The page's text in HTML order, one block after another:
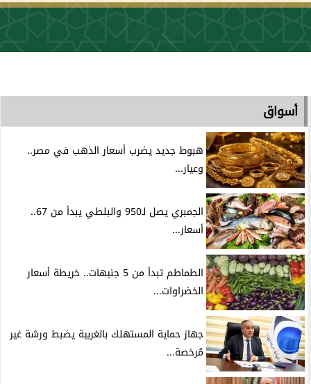
أسواق
هبوط جديد يضرب أسعار الذهب في مصر..
وعيار...
الجمبري يصل لـ950 والبلطي يبدأ من 67..
أسعار...
الطماطم تبدأ من 5 جنيهات.. خريطة أسعار
الخضراوات...
جهاز حماية المستهلك بالغربية يضبط ورشة غير
مُرخصة...